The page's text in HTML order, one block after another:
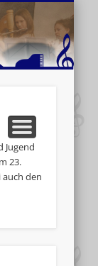
Jugend
23.
den